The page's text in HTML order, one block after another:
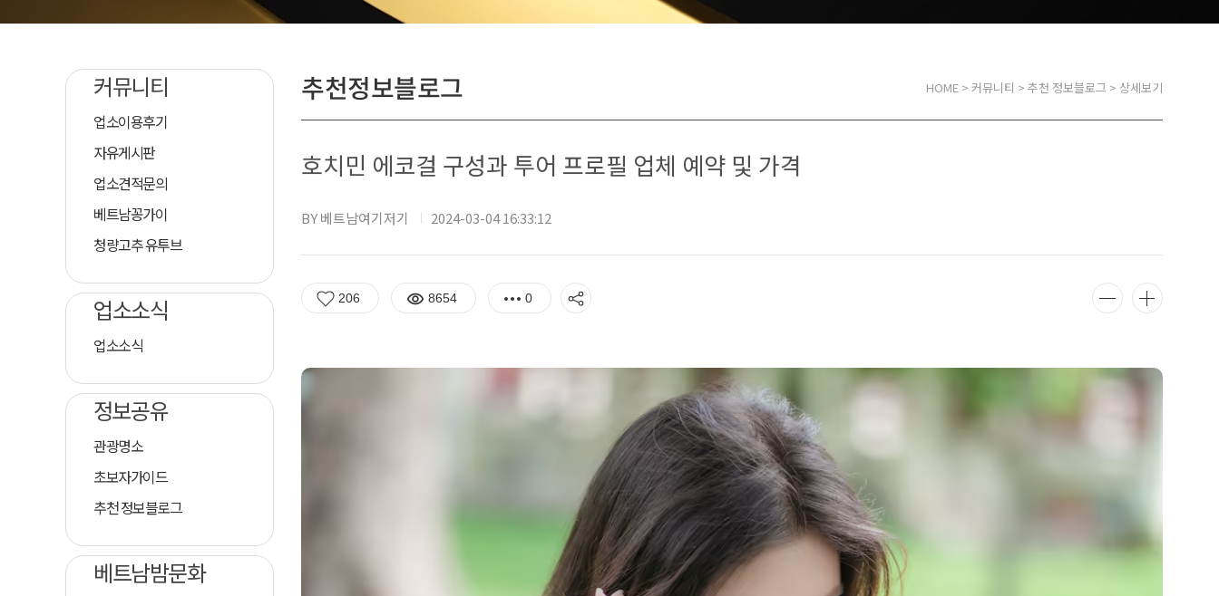
커뮤니티
업소이용후기
자유게시판
업소견적문의
베트남꽁가이
청량고추 유투브
업소소식
업소소식
정보공유
관광명소
초보자가이드
추천 정보블로그
베트남밤문화
추천정보블로그 HOME > 커뮤니티 > 추천 정보블로그 > 상세보기
호치민 에코걸 구성과 투어 프로필 업체 예약 및 가격
BY 베트남여기저기 2024-03-04 16:33:12
206 8654 0